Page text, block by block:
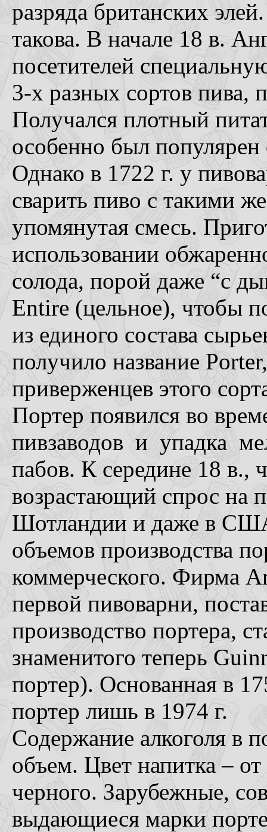
разряда британских
такова. В начале 18 в.
посетителей
3-х разных сортов пива,
Получался плотный
особенно был
Однако в 1722 г. у
сварить пиво с такими
упомянутая смесь.
использовании
солода, порой даже “с
Entire (цельное), чтобы
из единого состава
получило название
приверженцев этого
Портер появился во
пивзаводов и упадка
пабов. К середине 18 в.,
возрастающий спрос на
Шотландии и даже в
объемов производства
коммерческого. Фирма
первой пивоварни,
производство портера,
знаменитого теперь
портер). Основанная в
портер лишь в 1974 г.
Содержание алкоголя в
объем. Цвет напитка –
черного. Зарубежные,
выдающиеся марки